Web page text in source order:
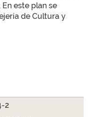
este plan se
de Cultura y
2